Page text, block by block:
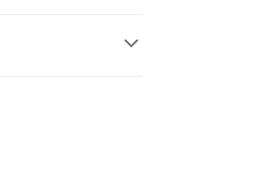
現惡意使用之情